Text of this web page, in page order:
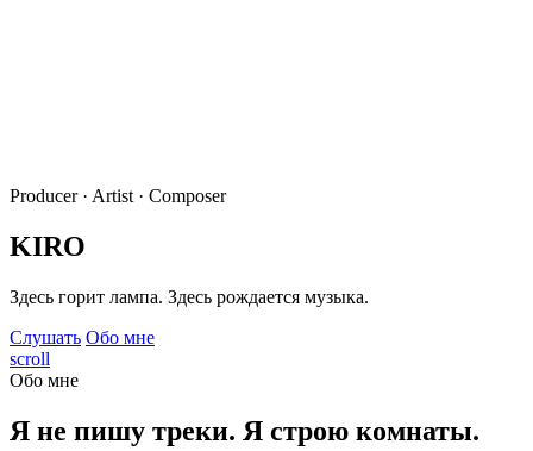
Producer · Artist · Composer
KIRO
Здесь горит лампа. Здесь рождается музыка.
Слушать Обо мне
scroll
Обо мне
Я не пишу треки. Я строю комнаты.